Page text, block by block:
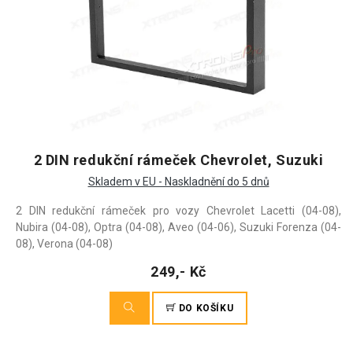
2 DIN redukční rámeček Chevrolet, Suzuki
Skladem v EU - Naskladnění do 5 dnů
2 DIN redukční rámeček pro vozy Chevrolet Lacetti (04-08),
Nubira (04-08), Optra (04-08), Aveo (04-06), Suzuki Forenza (04-
08), Verona (04-08)
249,- Kč
DO KOŠÍKU